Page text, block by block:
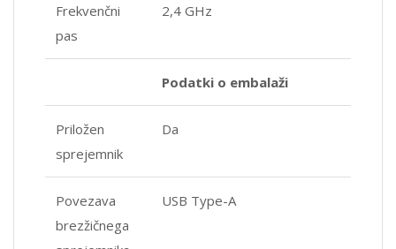
Frekvenčni
pas
2,4 GHz
Podatki o embalaži
Priložen
sprejemnik
Da
Povezava
brezžičnega
USB Type-A